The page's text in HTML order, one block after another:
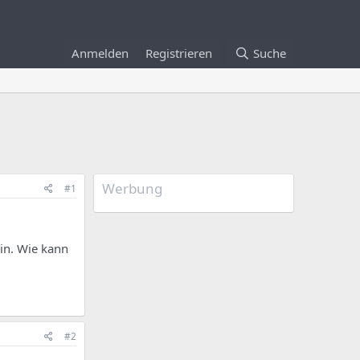
Anmelden Registrieren Suche
#1
Wie kann
#2
Werbung